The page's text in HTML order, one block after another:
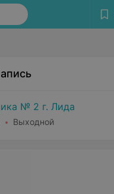
№ 2 г. Лида
Выходной